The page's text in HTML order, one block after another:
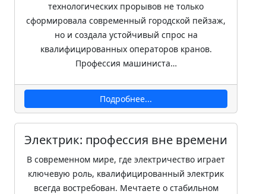
технологических прорывов не только
сформировала современный городской пейзаж,
но и создала устойчивый спрос на
квалифицированных операторов кранов.
Профессия машиниста…
Подробнее...
Электрик: профессия вне времени
В современном мире, где электричество играет
ключевую роль, квалифицированный электрик
всегда востребован. Мечтаете о стабильном